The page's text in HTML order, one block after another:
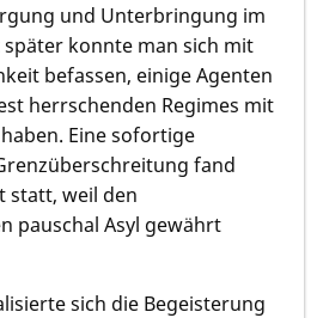
und Unterbringung im
konnte man sich mit
befassen, einige Agenten
herrschenden Regimes mit
Eine sofortige
fand
statt, weil den
pauschal Asyl gewährt
sich die Begeisterung